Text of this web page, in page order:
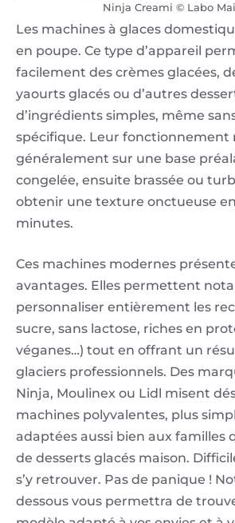
Ninja Creami © Labo
Les machines à glaces
en poupe. Ce type d’appareil
facilement des crèmes glacées,
yaourts glacés ou d’autres
d’ingrédients simples, même
spécifique. Leur fonctionnement
généralement sur une base
congelée, ensuite brassée ou
obtenir une texture onctueuse
minutes.
Ces machines modernes
avantages. Elles permettent
personnaliser entièrement les
sucre, sans lactose, riches en
véganes…) tout en offrant un
glaciers professionnels. Des
Ninja, Moulinex ou Lidl misent
machines polyvalentes, plus
adaptées aussi bien aux familles
de desserts glacés maison.
s’y retrouver. Pas de panique !
dessous vous permettra de